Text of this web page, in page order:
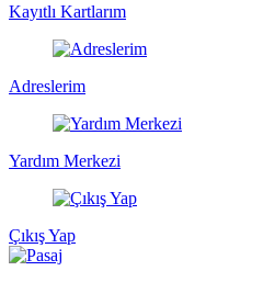
Kayıtlı Kartlarım
Adreslerim
Yardım Merkezi
Çıkış Yap